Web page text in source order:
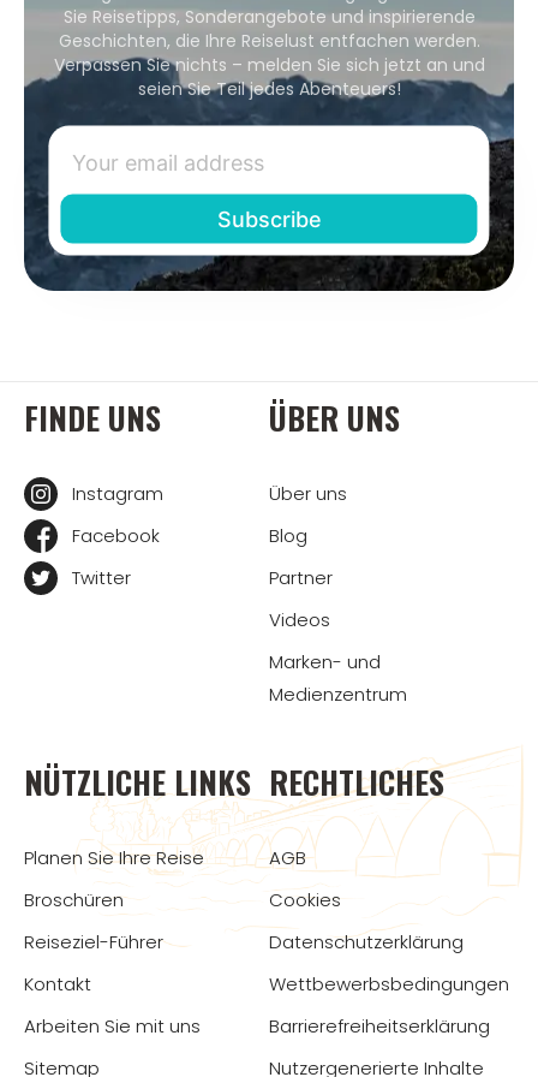
Sie Reisetipps, Sonderangebote und inspirierende
Geschichten, die Ihre Reiselust entfachen werden.
Verpassen Sie nichts – melden Sie sich jetzt an und
seien Sie Teil jedes Abenteuers!
FINDE UNS
Instagram
Facebook
Twitter
ÜBER UNS
Über uns
Blog
Partner
Videos
Marken- und
Medienzentrum
NÜTZLICHE LINKS
Planen Sie Ihre Reise
Broschüren
Reiseziel-Führer
Kontakt
Arbeiten Sie mit uns
Sitemap
RECHTLICHES
AGB
Cookies
Datenschutzerklärung
Wettbewerbsbedingungen
Barrierefreiheitserklärung
Nutzergenerierte Inhalte